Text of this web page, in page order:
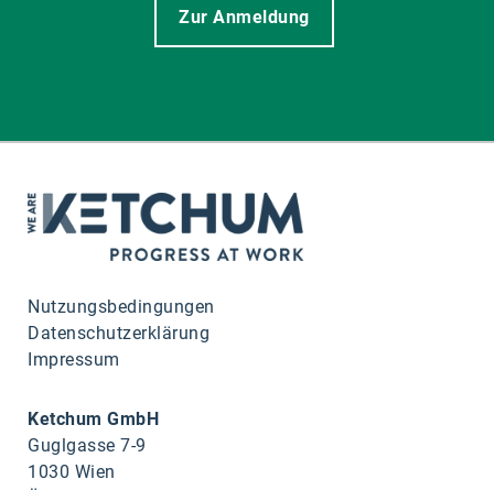
Zur Anmeldung
Nutzungsbedingungen
Datenschutzerklärung
Impressum
Ketchum GmbH
Guglgasse 7-9
1030 Wien